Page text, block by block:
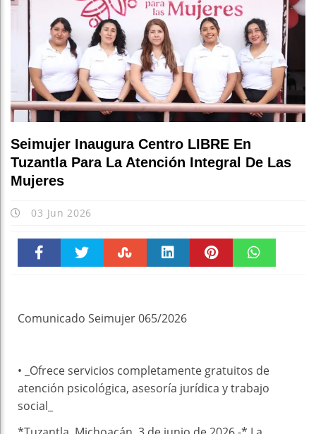
Seimujer Inaugura Centro LIBRE En
Tuzantla Para La Atención Integral De Las
Mujeres
03 Jun 2026
Comunicado Seimujer 065/2026
• _Ofrece servicios completamente gratuitos de
atención psicológica, asesoría jurídica y trabajo
social_